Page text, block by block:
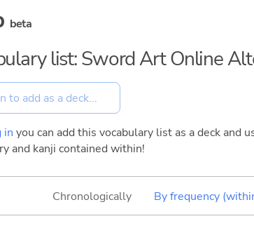
beta
list: Sword Art Online
in you can add this vocabulary list as a deck
and kanji contained within!
Chronologically
By frequency